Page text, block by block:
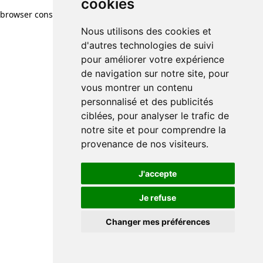
cookies
Nous utilisons des cookies et
d'autres technologies de suivi
pour améliorer votre expérience
de navigation sur notre site, pour
vous montrer un contenu
personnalisé et des publicités
ciblées, pour analyser le trafic de
notre site et pour comprendre la
provenance de nos visiteurs.
J'accepte
Je refuse
Changer mes préférences
browser console for more information)